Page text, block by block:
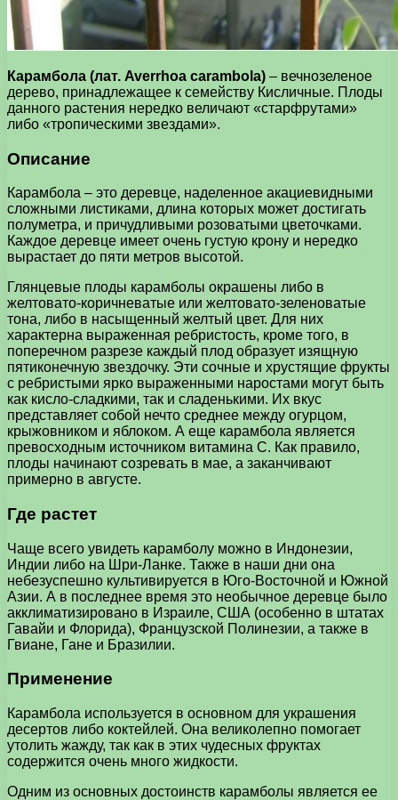
Карамбола (лат. Averrhoa carambola) – вечнозеленое
дерево, принадлежащее к семейству Кисличные. Плоды
данного растения нередко величают «старфрутами»
либо «тропическими звездами».
Описание
Карамбола – это деревце, наделенное акациевидными
сложными листиками, длина которых может достигать
полуметра, и причудливыми розоватыми цветочками.
Каждое деревце имеет очень густую крону и нередко
вырастает до пяти метров высотой.
Глянцевые плоды карамболы окрашены либо в
желтовато-коричневатые или желтовато-зеленоватые
тона, либо в насыщенный желтый цвет. Для них
характерна выраженная ребристость, кроме того, в
поперечном разрезе каждый плод образует изящную
пятиконечную звездочку. Эти сочные и хрустящие фрукты
с ребристыми ярко выраженными наростами могут быть
как кисло-сладкими, так и сладенькими. Их вкус
представляет собой нечто среднее между огурцом,
крыжовником и яблоком. А еще карамбола является
превосходным источником витамина C. Как правило,
плоды начинают созревать в мае, а заканчивают
примерно в августе.
Где растет
Чаще всего увидеть карамболу можно в Индонезии,
Индии либо на Шри-Ланке. Также в наши дни она
небезуспешно культивируется в Юго-Восточной и Южной
Азии. А в последнее время это необычное деревце было
акклиматизировано в Израиле, США (особенно в штатах
Гавайи и Флорида), Французской Полинезии, а также в
Гвиане, Гане и Бразилии.
Применение
Карамбола используется в основном для украшения
десертов либо коктейлей. Она великолепно помогает
утолить жажду, так как в этих чудесных фруктах
содержится очень много жидкости.
Одним из основных достоинств карамболы является ее